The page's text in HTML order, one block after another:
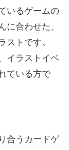
いるゲームの
に合わせた、
ストです。
イラストイベ
ている方で
合うカードゲ